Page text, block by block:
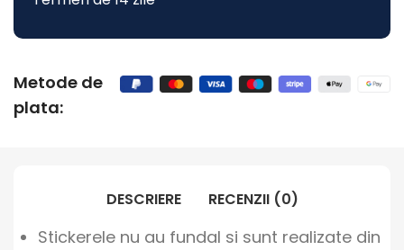
Metode de
plata:
DESCRIERE RECENZII (0)
Stickerele nu au fundal si sunt realizate din